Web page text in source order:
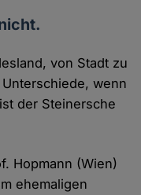
von Stadt zu
wenn
der Steinersche
Hopmann (Wien)
ehemaligen